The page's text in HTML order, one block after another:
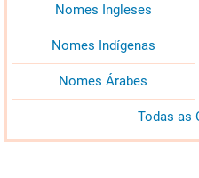
Nomes Ingleses
Nomes Indígenas
Nomes Árabes
Todas as